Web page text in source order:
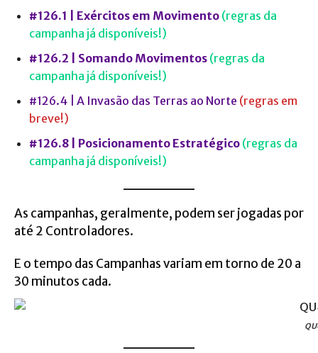
#126.1 | Exércitos em Movimento (regras da
campanha já disponíveis!)
#126.2 | Somando Movimentos (regras da
campanha já disponíveis!)
#126.4 | A Invasão das Terras ao Norte (regras em
breve!)
#126.8 | Posicionamento Estratégico (regras da
campanha já disponíveis!)
As campanhas, geralmente, podem ser jogadas por
até 2 Controladores.
E o tempo das Campanhas variam em torno de 20 a
30 minutos cada.